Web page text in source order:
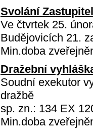
Svolání
Ve čtvrtek 25.
Budějovicích 21.
Min.doba
Dražební
Soudní exekutor
dražbě
sp. zn.: 134 EX
Min.doba